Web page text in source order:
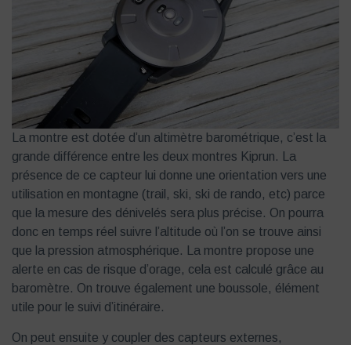
La montre est dotée d’un altimètre barométrique, c’est la
grande différence entre les deux montres Kiprun. La
présence de ce capteur lui donne une orientation vers une
utilisation en montagne (trail, ski, ski de rando, etc) parce
que la mesure des dénivelés sera plus précise. On pourra
donc en temps réel suivre l’altitude où l’on se trouve ainsi
que la pression atmosphérique. La montre propose une
alerte en cas de risque d’orage, cela est calculé grâce au
baromètre. On trouve également une boussole, élément
utile pour le suivi d’itinéraire.
On peut ensuite y coupler des capteurs externes,